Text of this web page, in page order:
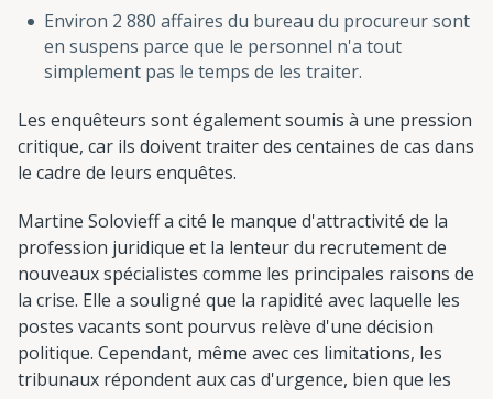
Environ 2 880 affaires du bureau du procureur sont
en suspens parce que le personnel n'a tout
simplement pas le temps de les traiter.
Les enquêteurs sont également soumis à une pression
critique, car ils doivent traiter des centaines de cas dans
le cadre de leurs enquêtes.
Martine Solovieff a cité le manque d'attractivité de la
profession juridique et la lenteur du recrutement de
nouveaux spécialistes comme les principales raisons de
la crise. Elle a souligné que la rapidité avec laquelle les
postes vacants sont pourvus relève d'une décision
politique. Cependant, même avec ces limitations, les
tribunaux répondent aux cas d'urgence, bien que les